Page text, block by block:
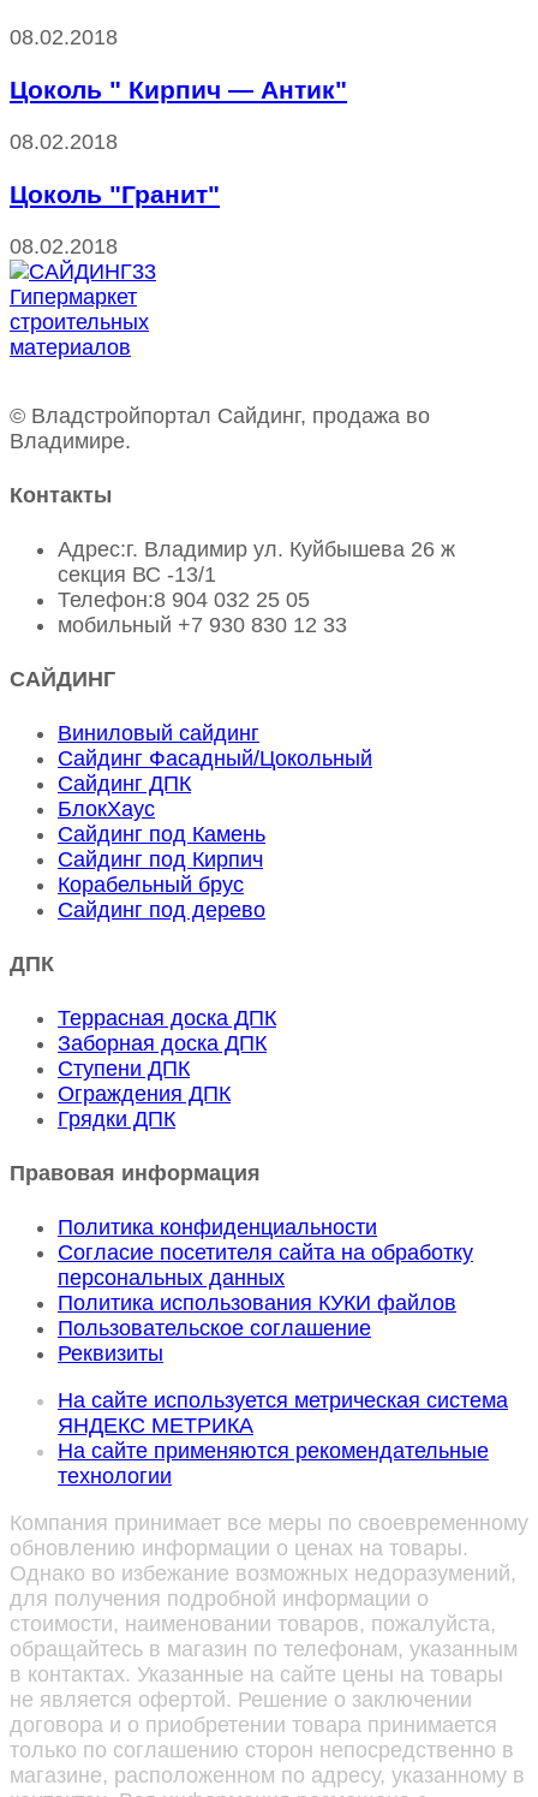
08.02.2018
Цоколь " Кирпич — Антик"
08.02.2018
Цоколь "Гранит"
08.02.2018
© Владстройпортал Сайдинг, продажа во
Владимире.
Контакты
Адрес:г. Владимир ул. Куйбышева 26 ж
секция ВС -13/1
Телефон:8 904 032 25 05
мобильный +7 930 830 12 33
САЙДИНГ
Виниловый сайдинг
Сайдинг Фасадный/Цокольный
Сайдинг ДПК
БлокХаус
Сайдинг под Камень
Сайдинг под Кирпич
Корабельный брус
Сайдинг под дерево
ДПК
Террасная доска ДПК
Заборная доска ДПК
Ступени ДПК
Ограждения ДПК
Грядки ДПК
Правовая информация
Политика конфиденциальности
Согласие посетителя сайта на обработку
персональных данных
Политика использования КУКИ файлов
Пользовательское соглашение
Реквизиты
На сайте используется метрическая система
ЯНДЕКС МЕТРИКА
На сайте применяются рекомендательные
технологии
Компания принимает все меры по своевременному
обновлению информации о ценах на товары.
Однако во избежание возможных недоразумений,
для получения подробной информации о
стоимости, наименовании товаров, пожалуйста,
обращайтесь в магазин по телефонам, указанным
в контактах. Указанные на сайте цены на товары
не является офертой. Решение о заключении
договора и о приобретении товара принимается
только по соглашению сторон непосредственно в
магазине, расположенном по адресу, указанному в